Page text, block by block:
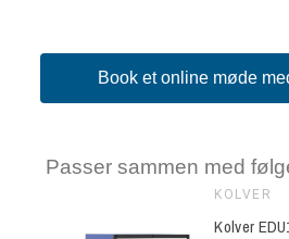
Book et online møde
Passer sammen med
KOLVER
Kolver